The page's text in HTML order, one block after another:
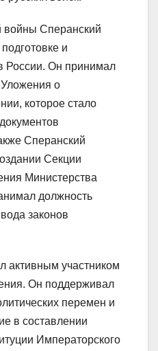
войны Сперанский
и
России. Он принимал
Уложения о
которое стало
Сперанский
Секции
Министерства
должность
законов
активным участником
Он поддерживал
перемен и
в составлении
Императорского